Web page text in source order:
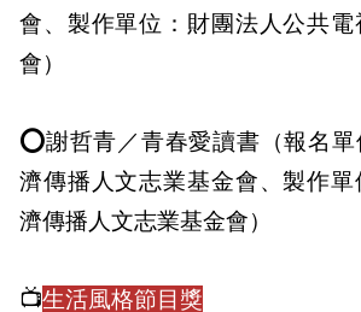
會、製作單位：財團法人公共
會）
⭕謝哲青／青春愛讀書（報名
濟傳播人文志業基金會、製作
濟傳播人文志業基金會）
📺生活風格節目獎